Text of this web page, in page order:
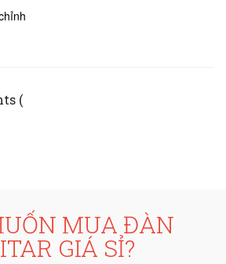
(
MUA ĐÀN
GIÁ SỈ?